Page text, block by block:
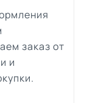
заказ от
и